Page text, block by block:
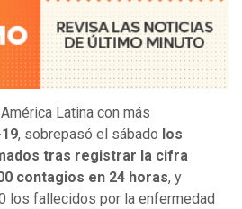
Latina con más
, sobrepasó el sábado los
tras registrar la cifra
contagios en 24 horas, y
los fallecidos por la enfermedad